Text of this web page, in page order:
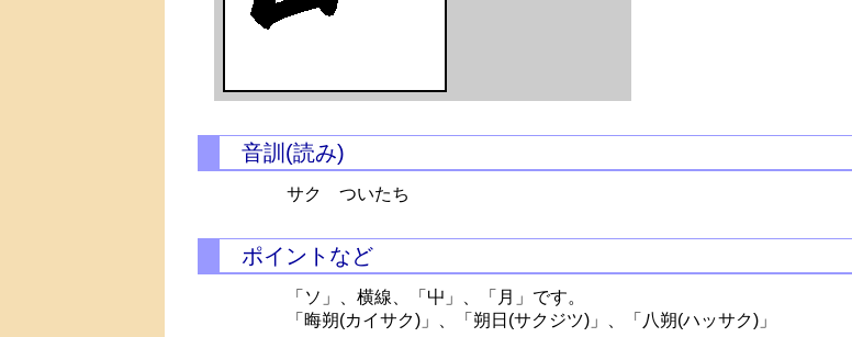
音訓(読み)
サク ついたち
ポイントなど
「ソ」、横線、「屮」、「月」です。
「晦朔(カイサク)」、「朔日(サクジツ)」、「八朔(ハッサク)」